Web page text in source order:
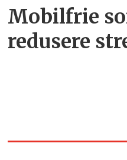
Mobilfrie
redusere